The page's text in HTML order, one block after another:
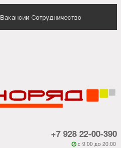
Вакансии Сотрудничество
+7 928 22-00-390
 c 9:00 до 20:00